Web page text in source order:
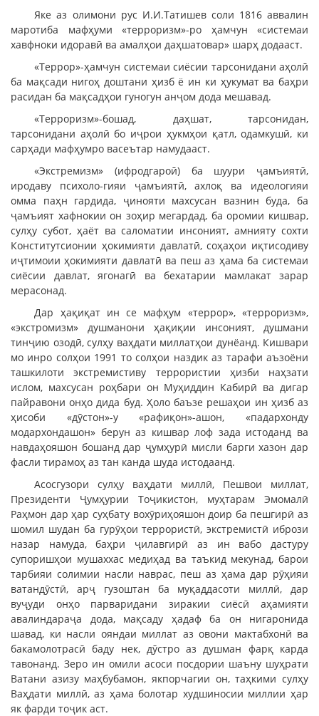
Яке аз олимони рус И.И.Татишев соли 1816 аввалин
маротиба мафҳуми «терроризм»-ро ҳамчун «системаи
хавфноки идоравӣ ва амалҳои даҳшатовар» шарҳ додааст.
«Террор»-ҳамчун системаи сиёсии тарсонидани аҳолӣ
ба мақсади нигоҳ доштани ҳизб ё ин ки ҳукумат ва баҳри
расидан ба мақсадҳои гуногун анҷом дода мешавад.
«Терроризм»-бошад, даҳшат, тарсонидан,
тарсонидани аҳолӣ бо иҷрои ҳукмҳои қатл, одамкушӣ, ки
сарҳади мафҳумро васеътар намудааст.
«Экстремизм» (ифродгароӣ) ба шуури ҷамъиятӣ,
иродаву психоло-гияи ҷамъиятӣ, ахлоқ ва идеологияи
омма паҳн гардида, ҷинояти махсусан вазнин буда, ба
ҷамъият хафнокии он зоҳир мегардад, ба оромии кишвар,
сулҳу субот, ҳаёт ва саломатии инсоният, амнияту сохти
Конститутсионии ҳокимияти давлатӣ, соҳаҳои иқтисодиву
иҷтимоии ҳокимияти давлатӣ ва пеш аз ҳама ба системаи
сиёсии давлат, ягонагӣ ва бехатарии мамлакат зарар
мерасонад.
Дар ҳақиқат ин се мафҳум «террор», «терроризм»,
«экстромизм» душманони ҳақиқии инсоният, душмани
тинҷию озодӣ, сулҳу ваҳдати миллатҳои дунёанд. Кишвари
мо инро солҳои 1991 то солҳои наздик аз тарафи аъзоёни
ташкилоти экстремистиву террористии ҳизби наҳзати
ислом, махсусан роҳбари он Муҳиддин Кабирӣ ва дигар
пайравони онҳо дида буд. Ҳоло баъзе решаҳои ин ҳизб аз
ҳисоби «дӯстон»-у «рафиқон»-ашон, «падархонду
модархондашон» берун аз кишвар лоф зада истоданд ва
навдаҳояшон бошанд дар ҷумҳурӣ мисли барги хазон дар
фасли тирамоҳ аз тан канда шуда истодаанд.
Асосгузори сулҳу ваҳдати миллӣ, Пешвои миллат,
Президенти Ҷумҳурии Тоҷикистон, муҳтарам Эмомалӣ
Раҳмон дар ҳар суҳбату вохӯриҳояшон доир ба пешгирӣ аз
шомил шудан ба гурӯҳои террористӣ, экстремистӣ ибрози
назар намуда, баҳри ҷилавгирӣ аз ин вабо дастуру
супоришҳои мушаххас медиҳад ва таъкид мекунад, барои
тарбияи солимии насли наврас, пеш аз ҳама дар рӯҳияи
ватандӯстӣ, арҷ гузоштан ба муқаддасоти миллӣ, дар
вуҷуди онҳо парваридани зиракии сиёсӣ аҳамияти
авалиндараҷа дода, мақсаду ҳадаф ба он нигаронида
шавад, ки насли ояндаи миллат аз овони мактабхонӣ ва
бакамолотрасӣ баду нек, дӯстро аз душман фарқ карда
тавонанд. Зеро ин омили асоси посдории шаъну шуҳрати
Ватани азизу маҳбубамон, якпорчагии он, таҳкими сулҳу
Ваҳдати миллӣ, аз ҳама болотар худшиносии миллии ҳар
як фарди тоҷик аст.